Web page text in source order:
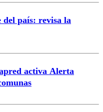
del país: revisa la
activa Alerta